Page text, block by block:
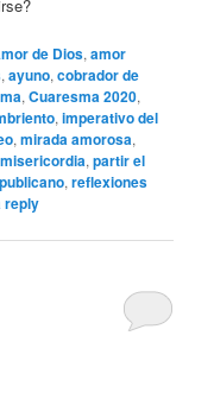
de Dios,amor
,ayuno,cobrador de
,Cuaresma 2020,
,imperativo del
,mirada amorosa,
,partir el
publicano,reflexiones
reply